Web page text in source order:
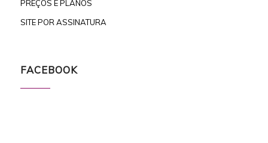
PREÇOS E PLANOS
SITE POR ASSINATURA
FACEBOOK